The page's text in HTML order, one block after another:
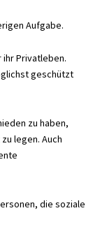
Aufgabe.
Privatleben.
geschützt
zu haben,
legen. Auch
die soziale